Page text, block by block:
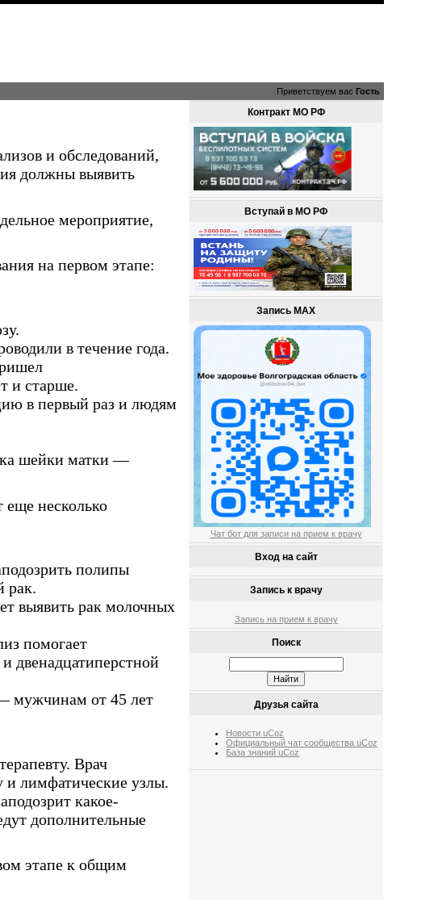
Приветствуем вас Гость
и обследований,
должны выявить
мероприятие,
на первом этапе:
в течение года.
и старше.
в первый раз и людям
шейки матки —
еще несколько
полипы
рак.
выявить рак молочных
помогает
двенадцатиперстной
мужчинам от 45 лет
Врач
и лимфатические узлы.
какое-
дополнительные
этапе к общим
Контракт МО РФ
Вступай в МО РФ
Запись MAX
Чат бот для записи на прием к врачу
Вход на сайт
Запись к врачу
Запись на прием к врачу
Поиск
Друзья сайта
Новости uCoz
Официальный чат сообщества uCoz
База знаний uCoz